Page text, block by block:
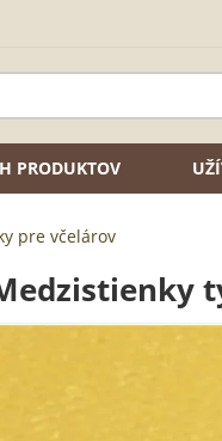
PRODUKTOV
pre včelárov